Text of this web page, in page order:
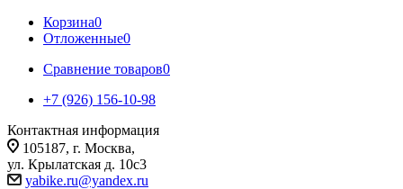
Корзина0
Отложенные0
Сравнение товаров0
+7 (926) 156-10-98
Контактная информация
105187, г. Москва,
ул. Крылатская д. 10с3
yabike.ru@yandex.ru